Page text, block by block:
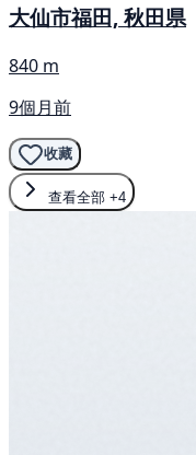
大仙市福田, 秋田県
840 m
9個月前
收藏
查看全部 +4